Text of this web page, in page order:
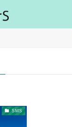
SMS